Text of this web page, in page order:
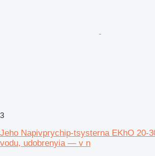
3
Jeho Napivprychip-tsysterna EKhO 20-
vodu, udobrenyia — v n